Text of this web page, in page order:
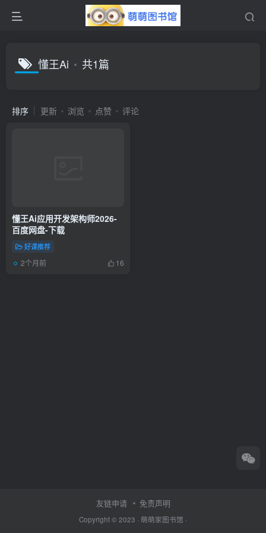
懂王Ai 共1篇
排序 更新 浏览 点赞 评论
懂王Ai应用开发架构师2026-
百度网盘-下载
好课推荐
2个月前 16
友链申请 免责声明
Copyright © 2023 · 萌萌家图书馆 ·